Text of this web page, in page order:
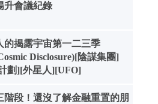
升會議紀錄
的揭露宇宙第一二三季
Disclosure)[陰謀集團]
劃][外星人][UFO]
階段！還沒了解金融重置的朋